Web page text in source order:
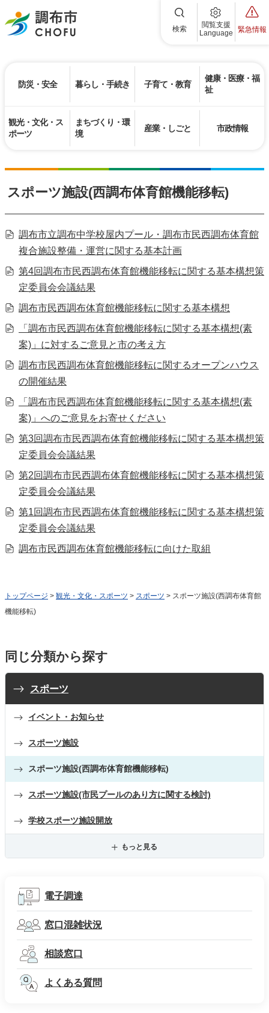
調布市 検索
閲覧支援
Language
緊急情報
防災・安全 暮らし・手続き 子育て・教育
健康・医療・福
祉
観光・文化・ス
ポーツ
まちづくり・環
境
産業・しごと 市政情報
スポーツ施設(西調布体育館機能移転)
調布市立調布中学校屋内プール・調布市民西調布体育館
複合施設整備・運営に関する基本計画
第4回調布市民西調布体育館機能移転に関する基本構想策
定委員会会議結果
調布市民西調布体育館機能移転に関する基本構想
「調布市民西調布体育館機能移転に関する基本構想(素
案)」に対するご意見と市の考え方
調布市民西調布体育館機能移転に関するオープンハウス
の開催結果
「調布市民西調布体育館機能移転に関する基本構想(素
案)」へのご意見をお寄せください
第3回調布市民西調布体育館機能移転に関する基本構想策
定委員会会議結果
第2回調布市民西調布体育館機能移転に関する基本構想策
定委員会会議結果
第1回調布市民西調布体育館機能移転に関する基本構想策
定委員会会議結果
調布市民西調布体育館機能移転に向けた取組
トップページ > 観光・文化・スポーツ > スポーツ > スポーツ施設(西調布体育館
機能移転)
同じ分類から探す
スポーツ
イベント・お知らせ
スポーツ施設
スポーツ施設(西調布体育館機能移転)
スポーツ施設(市民プールのあり方に関する検討)
学校スポーツ施設開放
もっと見る
電子調達
窓口混雑状況
相談窓口
よくある質問